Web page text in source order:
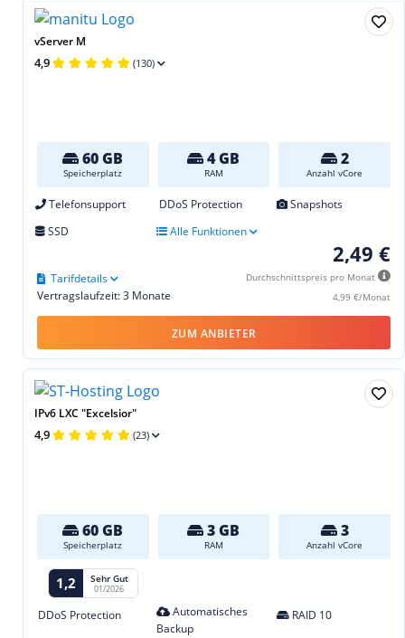
vServer M
4,9 (130)
60 GB
Speicherplatz
4 GB
RAM
2
Anzahl vCore
Telefonsupport DDoS Protection
Snapshots
SSD
Alle Funktionen
2,49 €
Durchschnittspreis pro Monat
4,99 €/Monat
Vertragslaufzeit: 3 Monate
Tarifdetails
ZUM ANBIETER
IPv6 LXC "Excelsior"
4,9 (23)
60 GB
Speicherplatz
3 GB
RAM
3
Anzahl vCore
1,2 Sehr Gut
01/2026
DDoS Protection
Automatisches
Backup
RAID 10